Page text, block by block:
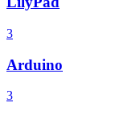
3
Arduino
3